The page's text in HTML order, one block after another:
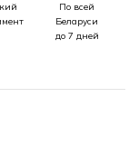
По всей
Беларуси
до 7 дней